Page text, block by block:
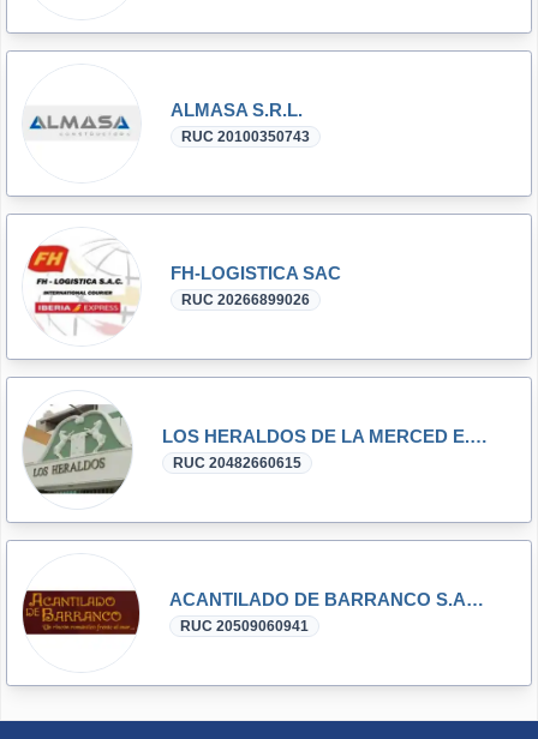
ALMASA S.R.L.
RUC 20100350743
FH-LOGISTICA SAC
RUC 20266899026
LOS HERALDOS DE LA MERCED E.I.R.L.
RUC 20482660615
ACANTILADO DE BARRANCO S.A.C.
RUC 20509060941